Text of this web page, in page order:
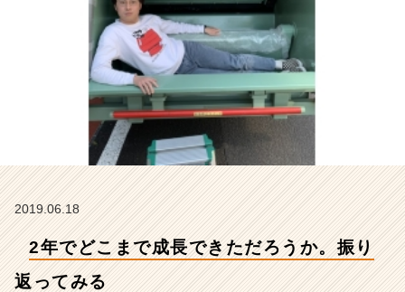
式
会
社
ア
イ
デ
テ
ィ
の
タ
2019.06.18
2年でどこまで成長できただろうか。振り
返ってみる